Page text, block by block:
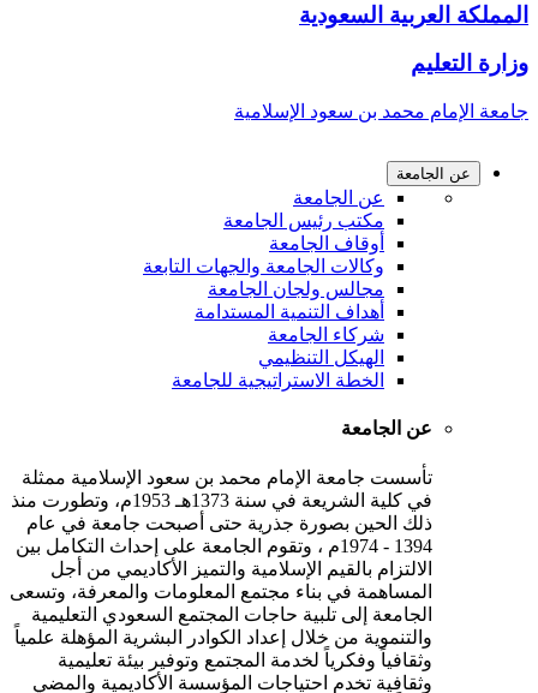
المملكة العربية السعودية
وزارة التعليم
جامعة الإمام محمد بن سعود الإسلامية
عن الجامعة
عن الجامعة
مكتب رئيس الجامعة
أوقاف الجامعة
وكالات الجامعة والجهات التابعة
مجالس ولجان الجامعة
أهداف التنمية المستدامة
شركاء الجامعة
الهيكل التنظيمي
الخطة الاستراتيجية للجامعة
عن الجامعة
تأسست جامعة الإمام محمد بن سعود الإسلامية ممثلة
في كلية الشريعة في سنة 1373هـ 1953م، وتطورت منذ
ذلك الحين بصورة جذرية حتى أصبحت جامعة في عام
1394 - 1974م ، وتقوم الجامعة على إحداث التكامل بين
الالتزام بالقيم الإسلامية والتميز الأكاديمي من أجل
المساهمة في بناء مجتمع المعلومات والمعرفة، وتسعى
الجامعة إلى تلبية حاجات المجتمع السعودي التعليمية
والتنموية من خلال إعداد الكوادر البشرية المؤهلة علمياً
وثقافياً وفكرياً لخدمة المجتمع وتوفير بيئة تعليمية
وثقافية تخدم احتياجات المؤسسة الأكاديمية والمضي